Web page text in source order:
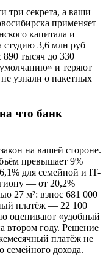
три секрета, а ваши
применяет
капитала и
студию 3,6 млн руб
тысяч до 330
и теряют
узнали о пакетных
что банк
на вашей стороне.
превышает 9%
для семейной и IT-
— от 20,2%
27 м²: взнос 681 000
платёж — 22 100
оценивают «удобный
втором году. Решение
платёж не
семейного дохода.